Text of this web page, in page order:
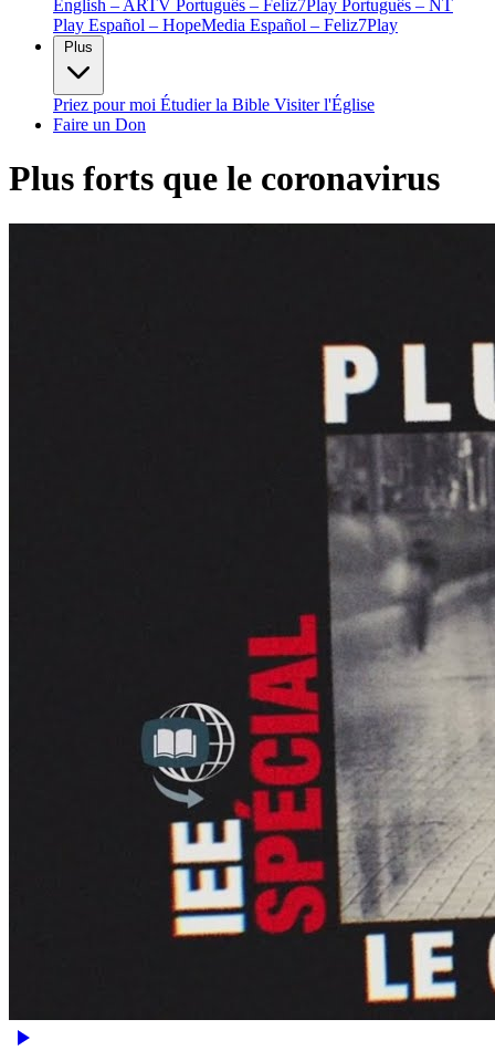
English – ARTV Português – Feliz7Play Português – NT
Play Español – HopeMedia Español – Feliz7Play
Plus
Priez pour moi Étudier la Bible Visiter l'Église
Faire un Don
Plus forts que le coronavirus